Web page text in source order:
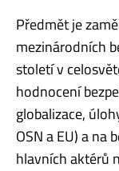
Předmět je
mezinárodních
století v
hodnocení
globalizace,
OSN a EU) a
hlavních aktérů